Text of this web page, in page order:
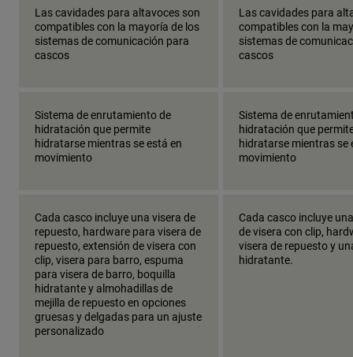
Las cavidades para altavoces son
compatibles con la mayoría de los
sistemas de comunicación para
cascos
Las cavidades para
compatibles con la
sistemas de
cascos
Sistema de enrutamiento de
hidratación que permite
hidratarse mientras se está en
movimiento
Sistema de
hidratación que
hidratarse mientras se
movimiento
Cada casco incluye una visera de
repuesto, hardware para visera de
repuesto, extensión de visera con
clip, visera para barro, espuma
para visera de barro, boquilla
hidratante y almohadillas de
mejilla de repuesto en opciones
gruesas y delgadas para un ajuste
personalizado
Cada casco incluye
de visera con clip,
visera de repuesto y
hidratante.